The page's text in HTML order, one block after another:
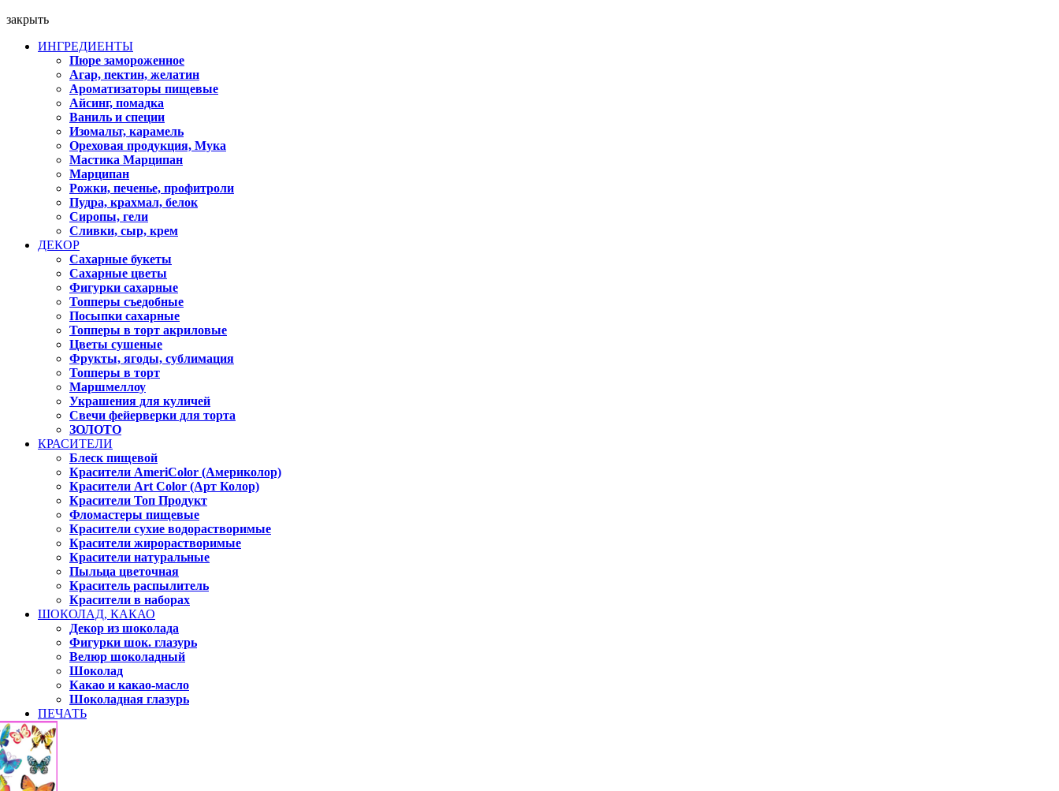
закрыть
ИНГРЕДИЕНТЫ
Пюре замороженное
Агар, пектин, желатин
Ароматизаторы пищевые
Айсинг, помадка
Ваниль и специи
Изомальт, карамель
Ореховая продукция, Мука
Мастика Марципан
Марципан
Рожки, печенье, профитроли
Пудра, крахмал, белок
Сиропы, гели
Сливки, сыр, крем
ДЕКОР
Сахарные букеты
Сахарные цветы
Фигурки сахарные
Топперы съедобные
Посыпки сахарные
Топперы в торт акриловые
Цветы сушеные
Фрукты, ягоды, сублимация
Топперы в торт
Маршмеллоу
Украшения для куличей
Свечи фейерверки для торта
ЗОЛОТО
КРАСИТЕЛИ
Блеск пищевой
Красители AmeriColor (Америколор)
Красители Art Color (Арт Колор)
Красители Топ Продукт
Фломастеры пищевые
Красители сухие водорастворимые
Красители жирорастворимые
Красители натуральные
Пыльца цветочная
Краситель распылитель
Красители в наборах
ШОКОЛАД, КАКАО
Декор из шоколада
Фигурки шок. глазурь
Велюр шоколадный
Шоколад
Какао и какао-масло
Шоколадная глазурь
ПЕЧАТЬ